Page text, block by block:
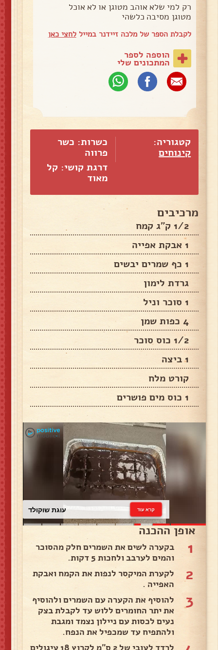
רק למי שלא אוהב מטוגן או לא אוכל
מטוגן מסיבה כלשהי
לקבלת הספר של מלכה זיידנר במייללחצי כאן
הוספה לספר
המתכונים שלי
קטגוריה:
קינוחים
כשרות: כשר
פרווה
דרגת קושי: קל
מאוד
מרכיבים
1/2 ק"ג קמח
1 אבקת אפייה
1 כף שמרים יבשים
גרדת לימון
1 סוכר וניל
4 כפות שמן
1/2 כוס סוכר
1 ביצה
קורט מלח
1 כוס מים פושרים
עוגת שוקולד קרא עוד
אופן ההכנה
1
בקערה לשים את השמרים חלק מהסוכר
והמים לערבב ולחכות 5 דקות.
2
לקערת המיקסר לנפות את הקמח ואבקת
האפייה .
3
להוסיף את הקערה עם השמרים ולהוסיף
את יתר החומרים ללוש עד לקבלת בצק
נעים לכסות עם ניילון נצמד ומגבת
ולהתפיח עד שמכפיל את הנפח.
לרדד לעובי של 2 ס"מ לקרוץ 18 עיגולים